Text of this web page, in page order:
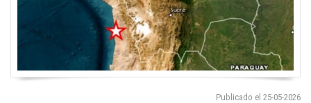
Publicado el 25-05-2026